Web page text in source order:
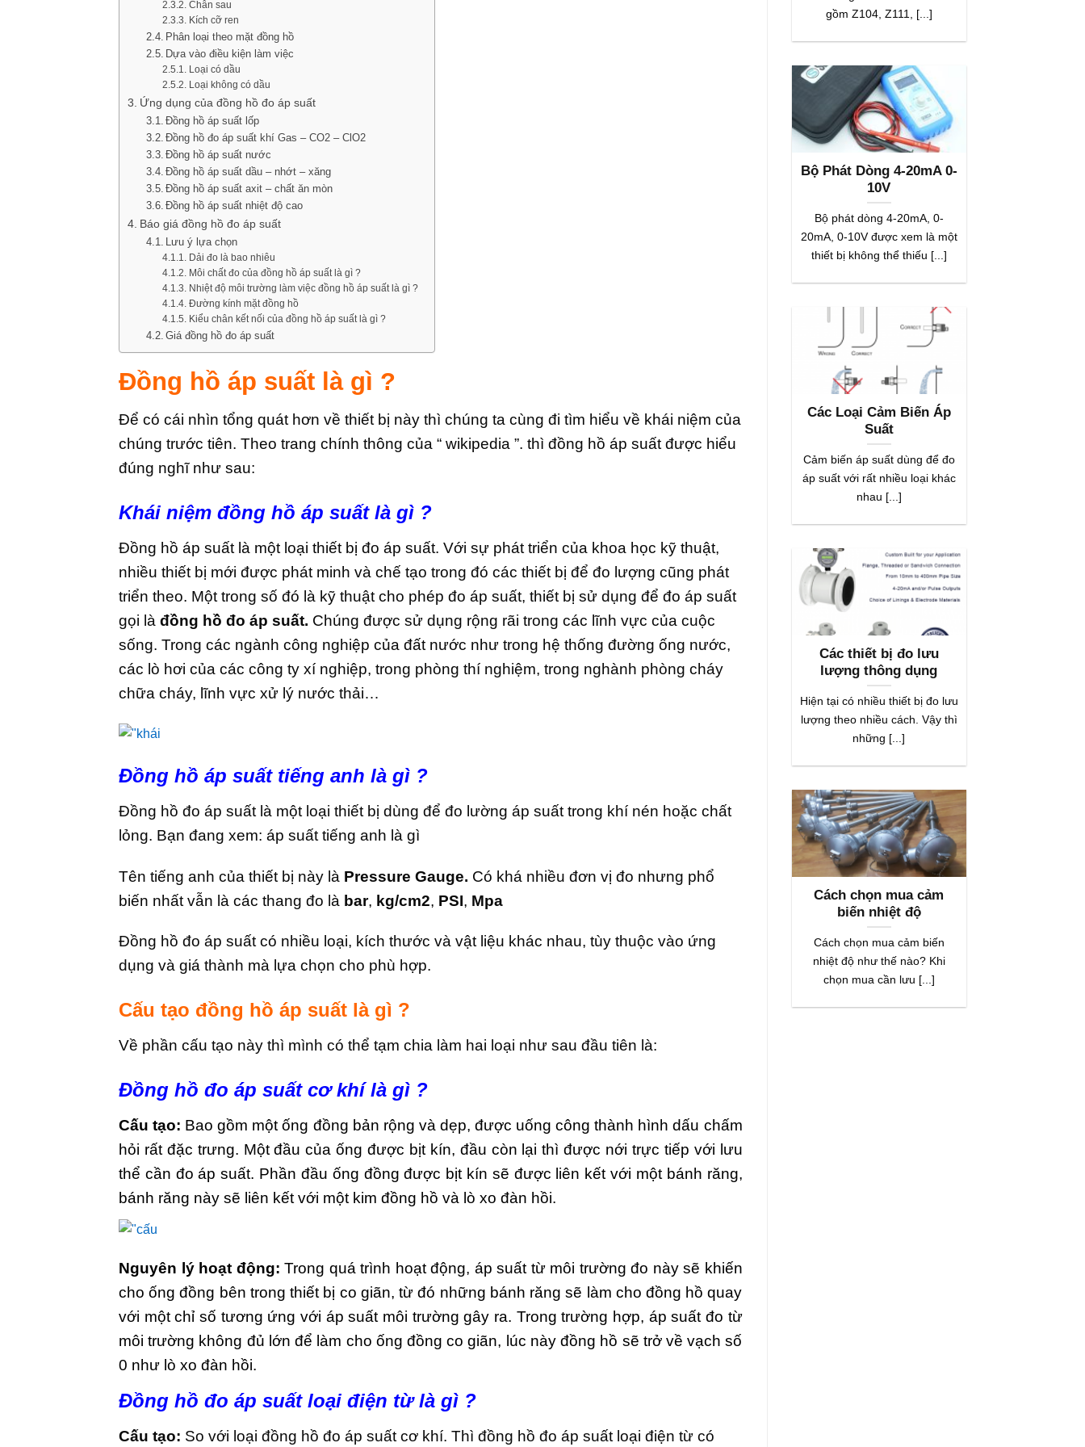
Chân sau
Kích cỡ ren
Phân loại theo mặt đồng hồ
Dựa vào điều kiện làm việc
Loại có dầu
Loại không có dầu
Ứng dụng của đồng hồ đo áp suất
Đồng hồ áp suất lốp
Đồng hồ đo áp suất khí Gas – CO2 – ClO2
Đồng hồ áp suất nước
Đồng hồ áp suất dầu – nhớt – xăng
Đồng hồ áp suất axit – chất ăn mòn
Đồng hồ áp suất nhiệt độ cao
Báo giá đồng hồ đo áp suất
Lưu ý lựa chọn
Dải đo là bao nhiêu
Môi chất đo của đồng hồ áp suất là gì ?
Nhiệt độ môi trường làm việc đồng hồ áp suất là gì ?
Đường kính mặt đồng hồ
Kiểu chân kết nối của đồng hồ áp suất là gì ?
Giá đồng hồ đo áp suất
Đồng hồ áp suất là gì ?
Để có cái nhìn tổng quát hơn về thiết bị này thì chúng ta cùng đi tìm hiểu về khái niệm của
chúng trước tiên. Theo trang chính thông của “ wikipedia ”. thì đồng hồ áp suất được hiểu
đúng nghĩ như sau:
Khái niệm đồng hồ áp suất là gì ?
Đồng hồ áp suất là một loại thiết bị đo áp suất. Với sự phát triển của khoa học kỹ thuật,
nhiều thiết bị mới được phát minh và chế tạo trong đó các thiết bị để đo lượng cũng phát
triển theo. Một trong số đó là kỹ thuật cho phép đo áp suất, thiết bị sử dụng để đo áp suất
gọi là đồng hồ đo áp suất. Chúng được sử dụng rộng rãi trong các lĩnh vực của cuộc
sống. Trong các ngành công nghiệp của đất nước như trong hệ thống đường ống nước,
các lò hơi của các công ty xí nghiệp, trong phòng thí nghiệm, trong nghành phòng cháy
chữa cháy, lĩnh vực xử lý nước thải…
Đồng hồ áp suất tiếng anh là gì ?
Đồng hồ đo áp suất là một loại thiết bị dùng để đo lường áp suất trong khí nén hoặc chất
lỏng. Bạn đang xem: áp suất tiếng anh là gì
Tên tiếng anh của thiết bị này là Pressure Gauge. Có khá nhiều đơn vị đo nhưng phổ
biến nhất vẫn là các thang đo là bar, kg/cm2, PSI, Mpa
Đồng hồ đo áp suất có nhiều loại, kích thước và vật liệu khác nhau, tùy thuộc vào ứng
dụng và giá thành mà lựa chọn cho phù hợp.
Cấu tạo đồng hồ áp suất là gì ?
Về phần cấu tạo này thì mình có thể tạm chia làm hai loại như sau đầu tiên là:
Đồng hồ đo áp suất cơ khí là gì ?
Cấu tạo: Bao gồm một ống đồng bản rộng và dẹp, được uống công thành hình dấu chấm
hỏi rất đặc trưng. Một đầu của ống được bịt kín, đầu còn lại thì được nới trực tiếp với lưu
thể cần đo áp suất. Phần đầu ống đồng được bịt kín sẽ được liên kết với một bánh răng,
bánh răng này sẽ liên kết với một kim đồng hồ và lò xo đàn hồi.
Nguyên lý hoạt động: Trong quá trình hoạt động, áp suất từ môi trường đo này sẽ khiến
cho ống đồng bên trong thiết bị co giãn, từ đó những bánh răng sẽ làm cho đồng hồ quay
với một chỉ số tương ứng với áp suất môi trường gây ra. Trong trường hợp, áp suất đo từ
môi trường không đủ lớn để làm cho ống đồng co giãn, lúc này đồng hồ sẽ trở về vạch số
0 như lò xo đàn hồi.
Đồng hồ đo áp suất loại điện từ là gì ?
Cấu tạo: So với loại đồng hồ đo áp suất cơ khí. Thì đồng hồ đo áp suất loại điện từ có
gồm Z104, Z111, [...]
Bộ Phát Dòng 4-20mA 0-
10V
Bộ phát dòng 4-20mA, 0-
20mA, 0-10V được xem là một
thiết bị không thể thiếu [...]
Các Loại Cảm Biến Áp
Suất
Cảm biến áp suất dùng để đo
áp suất với rất nhiều loại khác
nhau [...]
Các thiết bị đo lưu
lượng thông dụng
Hiện tại có nhiều thiết bị đo lưu
lượng theo nhiều cách. Vậy thì
những [...]
Cách chọn mua cảm
biến nhiệt độ
Cách chọn mua cảm biến
nhiệt độ như thế nào? Khi
chọn mua cần lưu [...]